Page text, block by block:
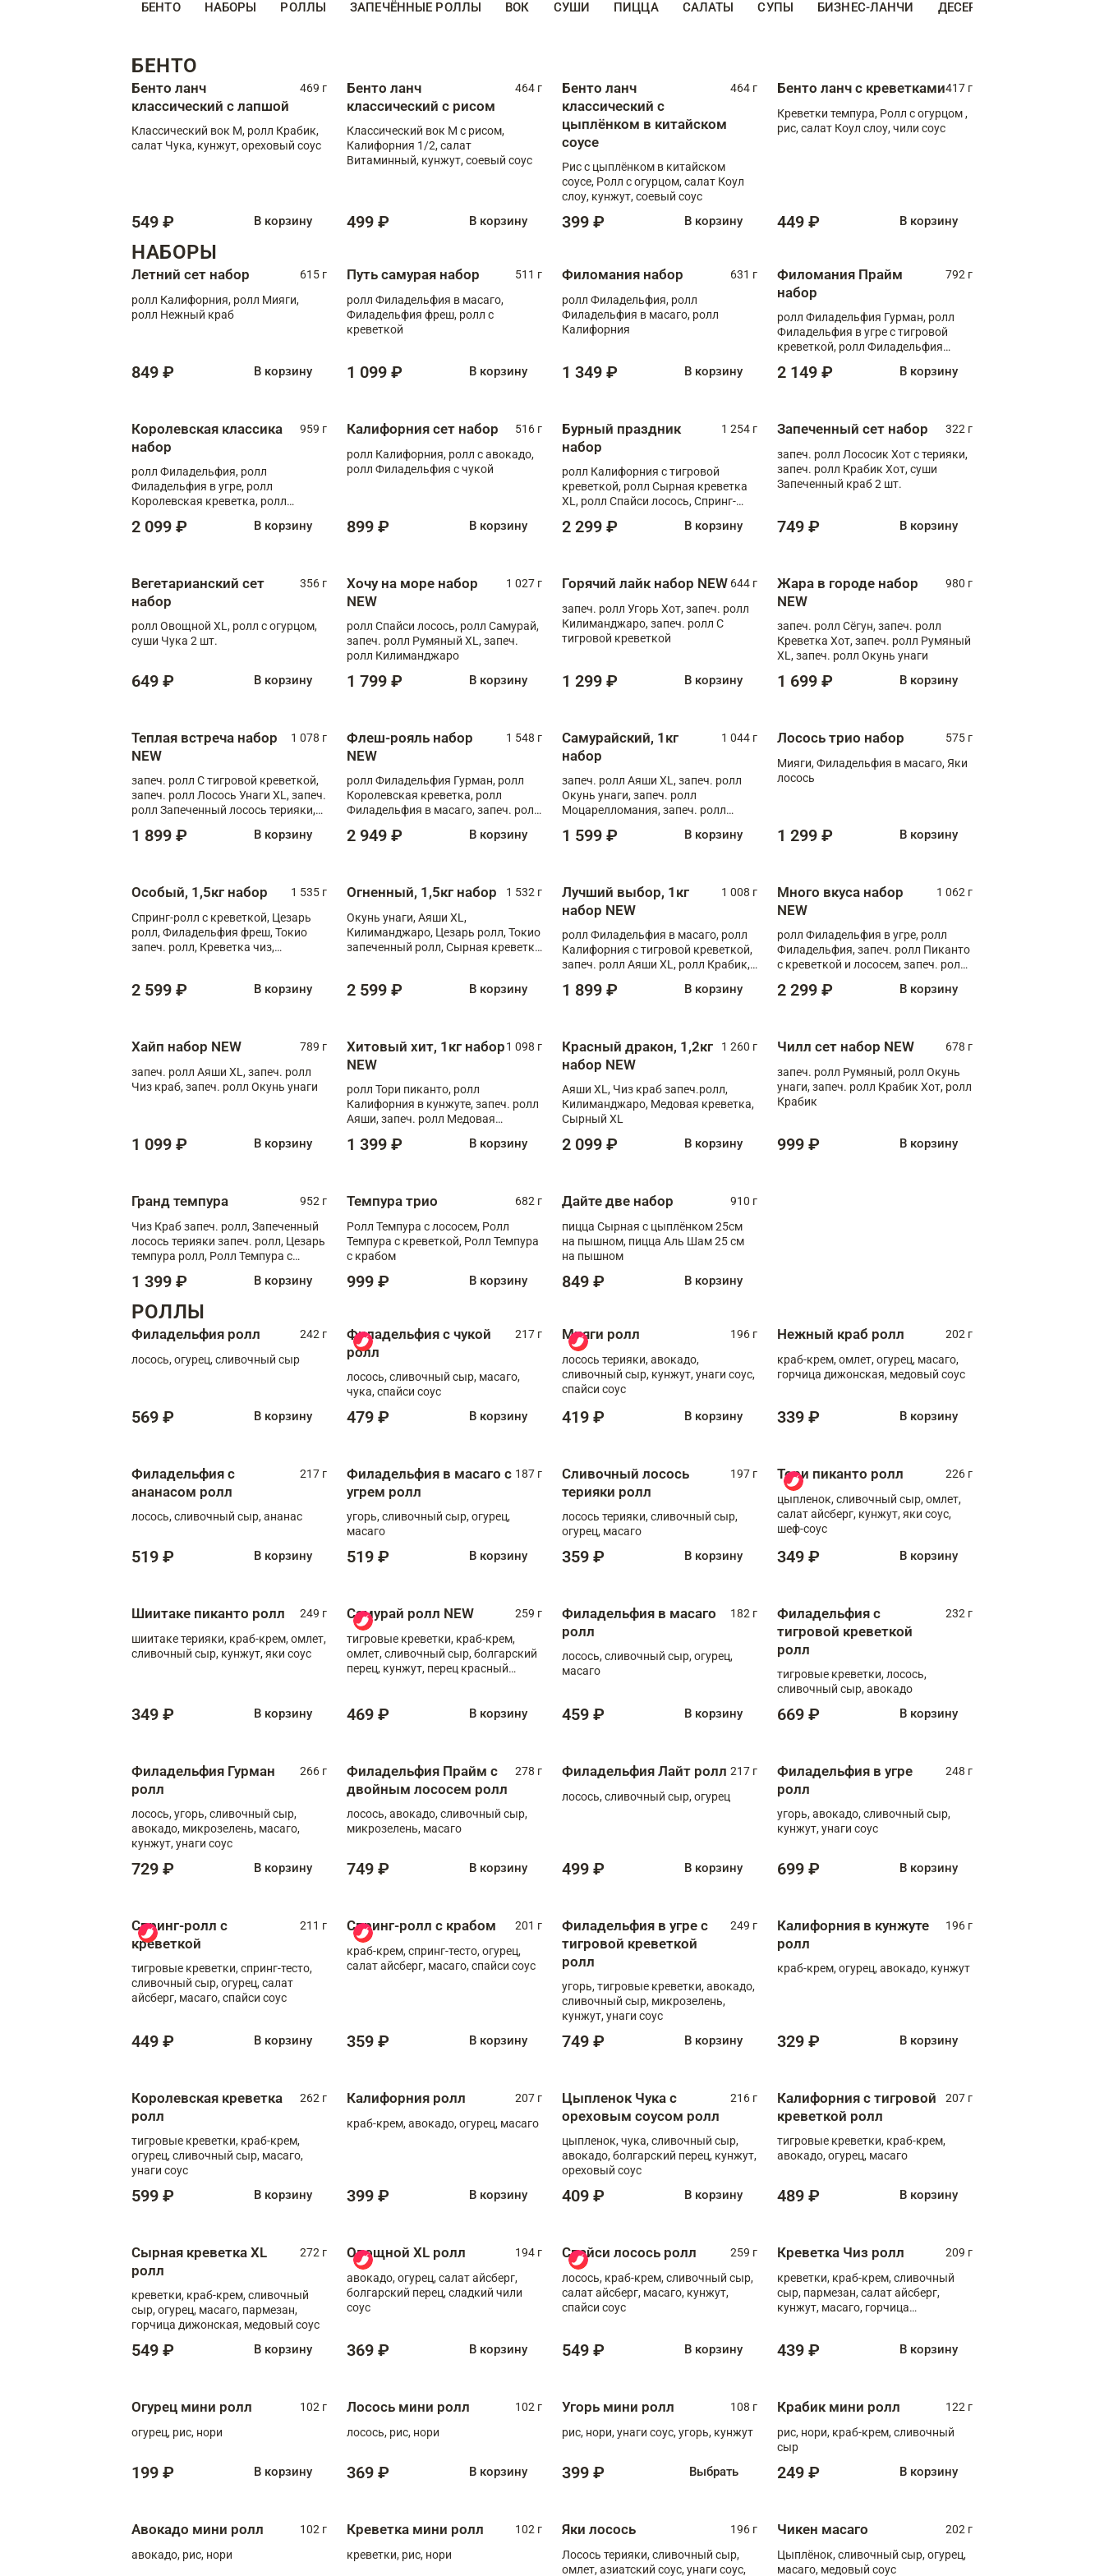
БЕНТО НАБОРЫ РОЛЛЫ ЗАПЕЧЁННЫЕ РОЛЛЫ ВОК СУШИ ПИЦЦА САЛАТЫ СУПЫ БИЗНЕС-ЛАНЧИ ДЕСЕРТЫ
БЕНТО
Бенто ланч
классический с лапшой
469 г
Классический вок М, ролл Крабик,
салат Чука, кунжут, ореховый соус
549 ₽ В корзину
Бенто ланч
классический с рисом
464 г
Классический вок М с рисом,
Калифорния 1/2, салат
Витаминный, кунжут, соевый соус
499 ₽ В корзину
Бенто ланч
классический с
цыплёнком в китайском
соусе
464 г
Рис с цыплёнком в китайском
соусе, Ролл с огурцом, салат Коул
слоу, кунжут, соевый соус
399 ₽ В корзину
Бенто ланч с креветками417 г
Креветки темпура, Ролл с огурцом ,
рис, салат Коул слоу, чили соус
449 ₽ В корзину
НАБОРЫ
Летний сет набор
615 г
ролл Калифорния, ролл Мияги,
ролл Нежный краб
849 ₽ В корзину
Путь самурая набор
511 г
ролл Филадельфия в масаго,
Филадельфия фреш, ролл с
креветкой
1 099 ₽ В корзину
Филомания набор
631 г
ролл Филадельфия, ролл
Филадельфия в масаго, ролл
Калифорния
1 349 ₽ В корзину
Филомания Прайм
набор
792 г
ролл Филадельфия Гурман, ролл
Филадельфия в угре с тигровой
креветкой, ролл Филадельфия
2 149 ₽ В корзину
Королевская классика
набор
959 г
ролл Филадельфия, ролл
Филадельфия в угре, ролл
Королевская креветка, ролл
2 099 ₽ В корзину
Калифорния сет набор
516 г
ролл Калифорния, ролл с авокадо,
ролл Филадельфия с чукой
899 ₽ В корзину
Бурный праздник
набор
1 254 г
ролл Калифорния с тигровой
креветкой, ролл Сырная креветка
XL, ролл Спайси лосось, Спринг-
Медовая креветка
2 299 ₽ В корзину
Запеченный сет набор
322 г
запеч. ролл Лососик Хот с терияки,
запеч. ролл Крабик Хот, суши
Запеченный краб 2 шт.
749 ₽ В корзину
Вегетарианский сет
набор
356 г
ролл Овощной XL, ролл с огурцом,
суши Чука 2 шт.
649 ₽ В корзину
Хочу на море набор
NEW
1 027 г
ролл Спайси лосось, ролл Самурай,
запеч. ролл Румяный XL, запеч.
ролл Килиманджаро
1 799 ₽ В корзину
Горячий лайк набор NEW 644 г
запеч. ролл Угорь Хот, запеч. ролл
Килиманджаро, запеч. ролл С
тигровой креветкой
1 299 ₽ В корзину
Жара в городе набор
NEW
980 г
запеч. ролл Сёгун, запеч. ролл
Креветка Хот, запеч. ролл Румяный
XL, запеч. ролл Окунь унаги
1 699 ₽ В корзину
Теплая встреча набор
NEW
1 078 г
запеч. ролл С тигровой креветкой,
запеч. ролл Лосось Унаги XL, запеч.
ролл Запеченный лосось терияки,
1 899 ₽ В корзину
Флеш-рояль набор
NEW
1 548 г
ролл Филадельфия Гурман, ролл
Королевская креветка, ролл
Филадельфия в масаго, запеч. ролл
Тигровая креветка с моцареллой,
2 949 ₽ В корзину
Самурайский, 1кг
набор
1 044 г
запеч. ролл Аяши XL, запеч. ролл
Окунь унаги, запеч. ролл
Моцарелломания, запеч. ролл
1 599 ₽ В корзину
Лосось трио набор
575 г
Мияги, Филадельфия в масаго, Яки
лосось
1 299 ₽ В корзину
Особый, 1,5кг набор
1 535 г
Спринг-ролл с креветкой, Цезарь
ролл, Филадельфия фреш, Токио
запеч. ролл, Креветка чиз,
2 599 ₽ В корзину
Огненный, 1,5кг набор
1 532 г
Окунь унаги, Аяши XL,
Килиманджаро, Цезарь ролл, Токио
запеченный ролл, Сырная креветка
2 599 ₽ В корзину
Лучший выбор, 1кг
набор NEW
1 008 г
ролл Филадельфия в масаго, ролл
Калифорния с тигровой креветкой,
запеч. ролл Аяши XL, ролл Крабик,
1 899 ₽ В корзину
Много вкуса набор
NEW
1 062 г
ролл Филадельфия в угре, ролл
Филадельфия, запеч. ролл Пиканто
с креветкой и лососем, запеч. ролл
2 299 ₽ В корзину
Хайп набор NEW
789 г
запеч. ролл Аяши XL, запеч. ролл
Чиз краб, запеч. ролл Окунь унаги
1 099 ₽ В корзину
Хитовый хит, 1кг набор
NEW
1 098 г
ролл Тори пиканто, ролл
Калифорния в кунжуте, запеч. ролл
Аяши, запеч. ролл Медовая
чукой
1 399 ₽ В корзину
Красный дракон, 1,2кг
набор NEW
1 260 г
Аяши XL, Чиз краб запеч.ролл,
Килиманджаро, Медовая креветка,
Сырный XL
2 099 ₽ В корзину
Чилл сет набор NEW
678 г
запеч. ролл Румяный, ролл Окунь
унаги, запеч. ролл Крабик Хот, ролл
Крабик
999 ₽ В корзину
Гранд темпура
952 г
Чиз Краб запеч. ролл, Запеченный
лосось терияки запеч. ролл, Цезарь
темпура ролл, Ролл Темпура с
1 399 ₽ В корзину
Темпура трио
682 г
Ролл Темпура с лососем, Ролл
Темпура с креветкой, Ролл Темпура
с крабом
999 ₽ В корзину
Дайте две набор
910 г
пицца Сырная с цыплёнком 25см
на пышном, пицца Аль Шам 25 см
на пышном
849 ₽ В корзину
РОЛЛЫ
Филадельфия ролл
242 г
лосось, огурец, сливочный сыр
569 ₽ В корзину
Филадельфия с чукой
ролл
217 г
лосось, сливочный сыр, масаго,
чука, спайси соус
479 ₽ В корзину
Мияги ролл
196 г
лосось терияки, авокадо,
сливочный сыр, кунжут, унаги соус,
спайси соус
419 ₽ В корзину
Нежный краб ролл
202 г
краб-крем, омлет, огурец, масаго,
горчица дижонская, медовый соус
339 ₽ В корзину
Филадельфия с
ананасом ролл
217 г
лосось, сливочный сыр, ананас
519 ₽ В корзину
Филадельфия в масаго с
угрем ролл
187 г
угорь, сливочный сыр, огурец,
масаго
519 ₽ В корзину
Сливочный лосось
терияки ролл
197 г
лосось терияки, сливочный сыр,
огурец, масаго
359 ₽ В корзину
Тори пиканто ролл
226 г
цыпленок, сливочный сыр, омлет,
салат айсберг, кунжут, яки соус,
шеф-соус
349 ₽ В корзину
Шиитаке пиканто ролл
249 г
шиитаке терияки, краб-крем, омлет,
сливочный сыр, кунжут, яки соус
349 ₽ В корзину
Самурай ролл NEW
259 г
тигровые креветки, краб-крем,
омлет, сливочный сыр, болгарский
перец, кунжут, перец красный
469 ₽ В корзину
Филадельфия в масаго
ролл
182 г
лосось, сливочный сыр, огурец,
масаго
459 ₽ В корзину
Филадельфия с
тигровой креветкой
ролл
232 г
тигровые креветки, лосось,
сливочный сыр, авокадо
669 ₽ В корзину
Филадельфия Гурман
ролл
266 г
лосось, угорь, сливочный сыр,
авокадо, микрозелень, масаго,
кунжут, унаги соус
729 ₽ В корзину
Филадельфия Прайм с
двойным лососем ролл
278 г
лосось, авокадо, сливочный сыр,
микрозелень, масаго
749 ₽ В корзину
Филадельфия Лайт ролл 217 г
лосось, сливочный сыр, огурец
499 ₽ В корзину
Филадельфия в угре
ролл
248 г
угорь, авокадо, сливочный сыр,
кунжут, унаги соус
699 ₽ В корзину
Спринг-ролл с
креветкой
211 г
тигровые креветки, спринг-тесто,
сливочный сыр, огурец, салат
айсберг, масаго, спайси соус
449 ₽ В корзину
Спринг-ролл с крабом
201 г
краб-крем, спринг-тесто, огурец,
салат айсберг, масаго, спайси соус
359 ₽ В корзину
Филадельфия в угре с
тигровой креветкой
ролл
249 г
угорь, тигровые креветки, авокадо,
сливочный сыр, микрозелень,
кунжут, унаги соус
749 ₽ В корзину
Калифорния в кунжуте
ролл
196 г
краб-крем, огурец, авокадо, кунжут
329 ₽ В корзину
Королевская креветка
ролл
262 г
тигровые креветки, краб-крем,
огурец, сливочный сыр, масаго,
унаги соус
599 ₽ В корзину
Калифорния ролл
207 г
краб-крем, авокадо, огурец, масаго
399 ₽ В корзину
Цыпленок Чука с
ореховым соусом ролл
216 г
цыпленок, чука, сливочный сыр,
авокадо, болгарский перец, кунжут,
ореховый соус
409 ₽ В корзину
Калифорния с тигровой
креветкой ролл
207 г
тигровые креветки, краб-крем,
авокадо, огурец, масаго
489 ₽ В корзину
Сырная креветка XL
ролл
272 г
креветки, краб-крем, сливочный
сыр, огурец, масаго, пармезан,
горчица дижонская, медовый соус
549 ₽ В корзину
Овощной XL ролл
194 г
авокадо, огурец, салат айсберг,
болгарский перец, сладкий чили
соус
369 ₽ В корзину
Спайси лосось ролл
259 г
лосось, краб-крем, сливочный сыр,
салат айсберг, масаго, кунжут,
спайси соус
549 ₽ В корзину
Креветка Чиз ролл
209 г
креветки, краб-крем, сливочный
сыр, пармезан, салат айсберг,
кунжут, масаго, горчица
439 ₽ В корзину
Огурец мини ролл
102 г
огурец, рис, нори
199 ₽ В корзину
Лосось мини ролл
102 г
лосось, рис, нори
369 ₽ В корзину
Угорь мини ролл
108 г
рис, нори, унаги соус, угорь, кунжут
399 ₽ Выбрать
Крабик мини ролл
122 г
рис, нори, краб-крем, сливочный
сыр
249 ₽ В корзину
Авокадо мини ролл
102 г
авокадо, рис, нори
Креветка мини ролл
102 г
креветки, рис, нори
Яки лосось
196 г
Лосось терияки, сливочный сыр,
омлет, азиатский соус, унаги соус,
Чикен масаго
202 г
Цыплёнок, сливочный сыр, огурец,
масаго, медовый соус